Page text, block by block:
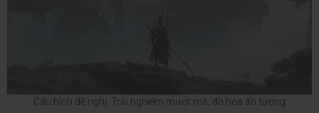
Cấu hình đề nghị: Trải nghiệm mượt mà, đồ họa ấn tượng